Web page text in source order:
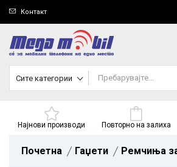
Контакт
Сите категории
Најнови производи Повторно на залиха
Почетна Гаџети Ремчиња